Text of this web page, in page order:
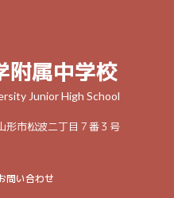
附属中学校
Junior High School
市松波二丁目７番３号
問い合わせ